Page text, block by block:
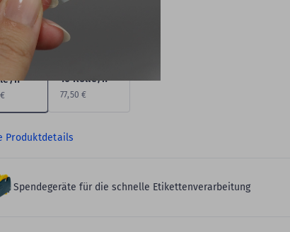
1 Rolle/n
n 10 Rolle/n
77,50 €
Produktdetails
Spendegeräte für die schnelle Etikettenverarbeitung